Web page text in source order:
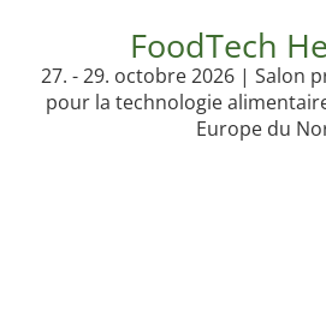
FoodTech
27. - 29. octobre 2026 | Salon
pour la technologie
Europe du